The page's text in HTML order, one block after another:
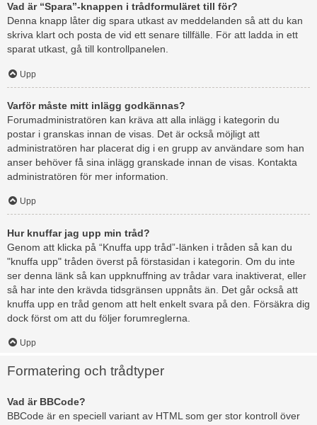
Vad är “Spara”-knappen i trådformuläret till för?
Denna knapp låter dig spara utkast av meddelanden så att du kan
skriva klart och posta de vid ett senare tillfälle. För att ladda in ett
sparat utkast, gå till kontrollpanelen.
Upp
Varför måste mitt inlägg godkännas?
Forumadministratören kan kräva att alla inlägg i kategorin du
postar i granskas innan de visas. Det är också möjligt att
administratören har placerat dig i en grupp av användare som han
anser behöver få sina inlägg granskade innan de visas. Kontakta
administratören för mer information.
Upp
Hur knuffar jag upp min tråd?
Genom att klicka på “Knuffa upp tråd”-länken i tråden så kan du
"knuffa upp" tråden överst på förstasidan i kategorin. Om du inte
ser denna länk så kan uppknuffning av trådar vara inaktiverat, eller
så har inte den krävda tidsgränsen uppnåts än. Det går också att
knuffa upp en tråd genom att helt enkelt svara på den. Försäkra dig
dock först om att du följer forumreglerna.
Upp
Formatering och trådtyper
Vad är BBCode?
BBCode är en speciell variant av HTML som ger stor kontroll över